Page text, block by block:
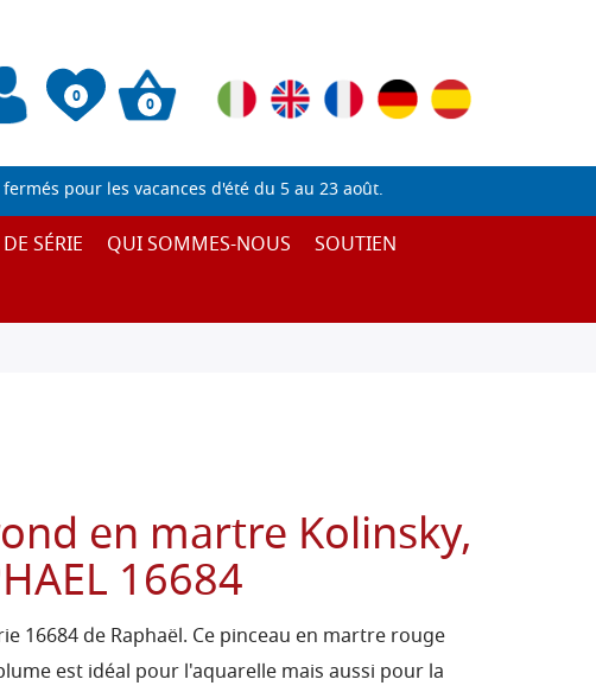
0 0
pour les vacances d'été du 5 au 23 août.
SÉRIE QUI SOMMES-NOUS
SOUTIEN
en martre Kolinsky,
16684
16684 de Raphaël. Ce pinceau en martre rouge
est idéal pour l'aquarelle mais aussi pour la